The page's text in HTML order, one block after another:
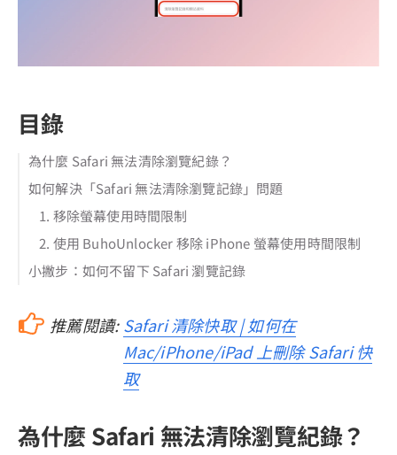
目錄
為什麼 Safari 無法清除瀏覽紀錄？
如何解決「Safari 無法清除瀏覽記錄」問題
1. 移除螢幕使用時間限制
2. 使用 BuhoUnlocker 移除 iPhone 螢幕使用時間限制
小撇步：如何不留下 Safari 瀏覽記錄
推薦閱讀: Safari 清除快取 | 如何在
Mac/iPhone/iPad 上刪除 Safari 快
取
為什麼 Safari 無法清除瀏覽紀錄？